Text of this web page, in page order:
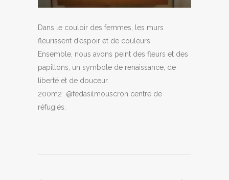
Dans le couloir des femmes, les murs
fleurissent d’espoir et de couleurs.
Ensemble, nous avons peint des fleurs et des
papillons, un symbole de renaissance, de
liberté et de douceur.
200m2 @fedasilmouscron centre de
réfugiés.